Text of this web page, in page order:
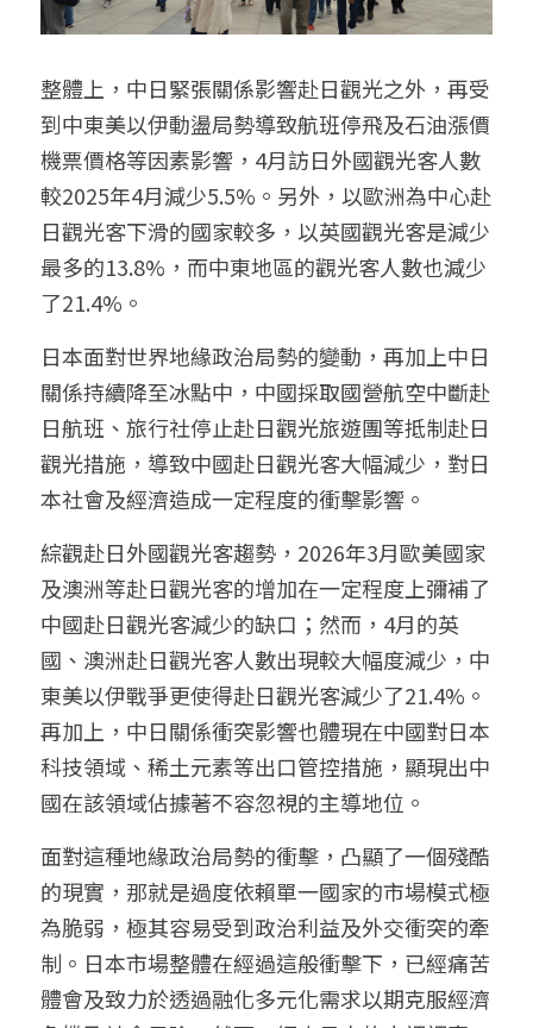
整體上，中日緊張關係影響赴日觀光之外，再受
到中東美以伊動盪局勢導致航班停飛及石油漲價
機票價格等因素影響，4月訪日外國觀光客人數
較2025年4月減少5.5%。另外，以歐洲為中心赴
日觀光客下滑的國家較多，以英國觀光客是減少
最多的13.8%，而中東地區的觀光客人數也減少
了21.4%。
日本面對世界地緣政治局勢的變動，再加上中日
關係持續降至冰點中，中國採取國營航空中斷赴
日航班、旅行社停止赴日觀光旅遊團等抵制赴日
觀光措施，導致中國赴日觀光客大幅減少，對日
本社會及經濟造成一定程度的衝擊影響。
綜觀赴日外國觀光客趨勢，2026年3月歐美國家
及澳洲等赴日觀光客的增加在一定程度上彌補了
中國赴日觀光客減少的缺口；然而，4月的英
國、澳洲赴日觀光客人數出現較大幅度減少，中
東美以伊戰爭更使得赴日觀光客減少了21.4%。
再加上，中日關係衝突影響也體現在中國對日本
科技領域、稀土元素等出口管控措施，顯現出中
國在該領域佔據著不容忽視的主導地位。
面對這種地緣政治局勢的衝擊，凸顯了一個殘酷
的現實，那就是過度依賴單一國家的市場模式極
為脆弱，極其容易受到政治利益及外交衝突的牽
制。日本市場整體在經過這般衝擊下，已經痛苦
體會及致力於透過融化多元化需求以期克服經濟